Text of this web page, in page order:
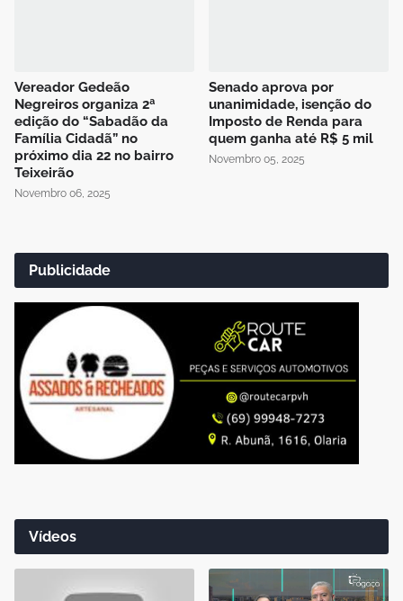
Vereador Gedeão
Negreiros organiza 2ª
edição do “Sabadão da
Família Cidadã” no
próximo dia 22 no bairro
Teixeirão
Novembro 06, 2025
Senado aprova por
unanimidade, isenção do
Imposto de Renda para
quem ganha até R$ 5 mil
Novembro 05, 2025
Publicidade
Vídeos